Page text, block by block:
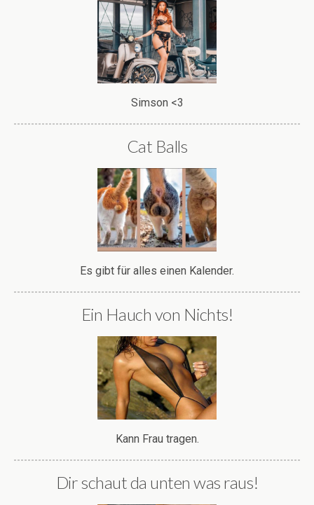
Simson <3
Cat Balls
Es gibt für alles einen Kalender.
Ein Hauch von Nichts!
Kann Frau tragen.
Dir schaut da unten was raus!